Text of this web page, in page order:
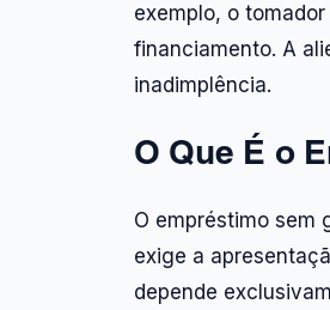
exemplo, o
financiamento. A
inadimplência.
O Que É o
O empréstimo sem
exige a
depende